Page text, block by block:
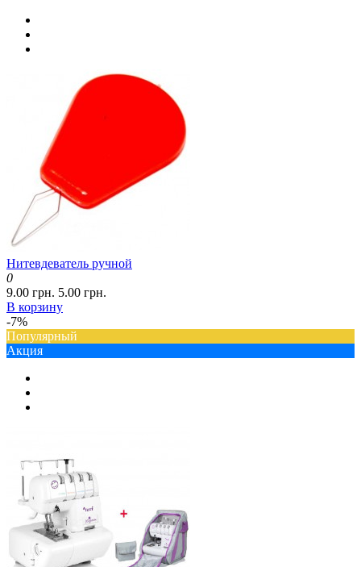
Нитевдеватель ручной
0
9.00 грн. 5.00 грн.
В корзину
-7%
Популярный
Акция